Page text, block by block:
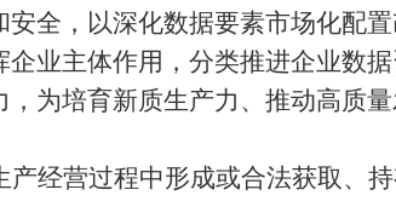
全，以深化数据要素市场化配
业主体作用，分类推进企业数
为培育新质生产力、推动高质量
产经营过程中形成或合法获取、